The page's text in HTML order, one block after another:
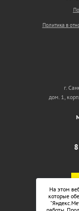
Политика в
г.
дом. 1,
На этом
которые